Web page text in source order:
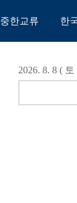
중한교류 한
2026. 8. 8 ( 토